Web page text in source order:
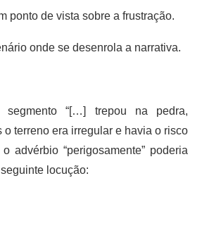
ponto de vista sobre a frustração.
onde se desenrola a narrativa.
“[…] trepou na pedra,
o terreno era irregular e havia o risco
advérbio “perigosamente” poderia
locução: